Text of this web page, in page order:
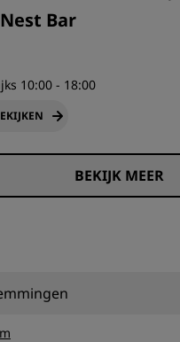
Bar
10:00 - 18:00
BEKIJK MEER